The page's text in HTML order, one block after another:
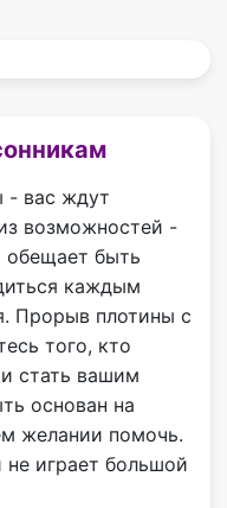
- вас ждут
возможностей -
обещает быть
каждым
Прорыв плотины с
того, кто
стать вашим
основан на
желании помочь.
играет большой